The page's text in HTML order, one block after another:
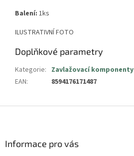
Balení: 1ks
ILUSTRATIVNÍ FOTO
Doplňkové parametry
Kategorie: Zavlažovací komponenty
EAN: 8594176171487
Informace pro vás